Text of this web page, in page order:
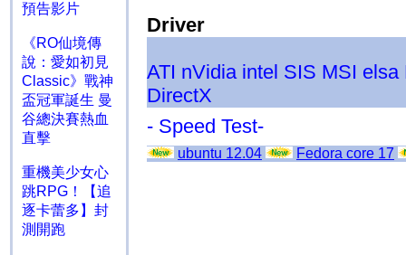
預告影片
《RO仙境傳
說：愛如初見
Classic》戰神
盃冠軍誕生 曼
谷總決賽熱血
直擊
重機美少女心
跳RPG！【追
逐卡蕾多】封
測開跑
Driver
ATI nVidia intel SIS MSI elsa
DirectX
- Speed Test-
ubuntu 12.04 Fedora core 17